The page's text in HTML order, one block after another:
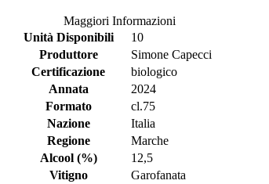
Maggiori Informazioni
Unità Disponibili
10
Produttore
Simone Capecci
Certificazione
biologico
Annata
2024
Formato
cl.75
Nazione
Italia
Regione
Marche
Alcool (%)
12,5
Vitigno
Garofanata